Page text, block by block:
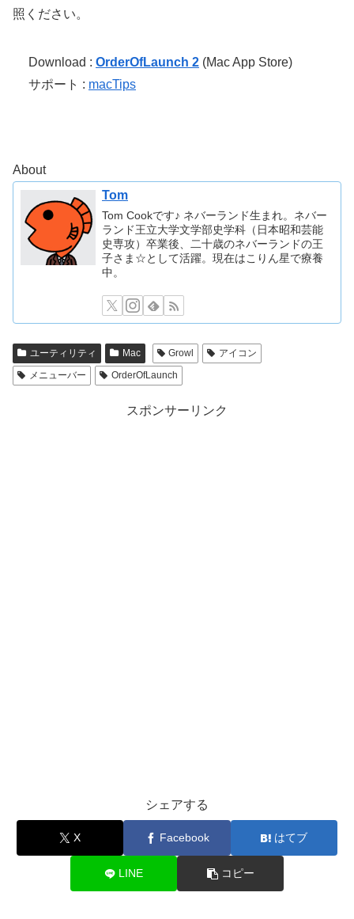
照ください。
Download : OrderOfLaunch 2 (Mac App Store)
サポート : macTips
About
Tom
Tom Cookです♪ ネバーランド生まれ。ネバー
ランド王立大学文学部史学科（日本昭和芸能
史専攻）卒業後、二十歳のネバーランドの王
子さま☆として活躍。現在はこりん星で療養
中。
ユーティリティ Mac Growl
アイコン
メニューバー
OrderOfLaunch
スポンサーリンク
シェアする
X Facebook はてブ
LINE コピー